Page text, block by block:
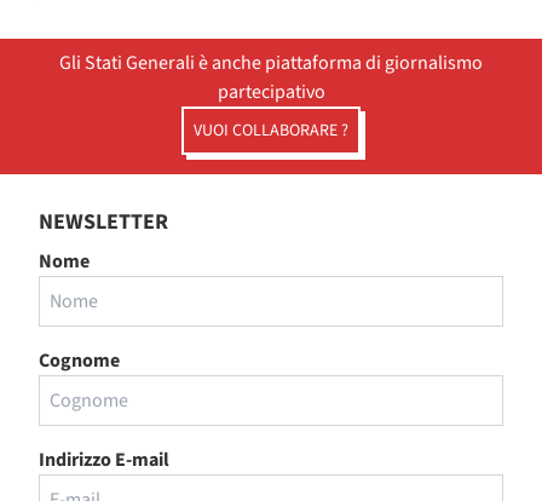
Gli Stati Generali è anche piattaforma di giornalismo
partecipativo
VUOI COLLABORARE ?
NEWSLETTER
Nome
Cognome
Indirizzo E-mail